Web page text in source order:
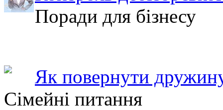
Поради для бізнесу
Як повернути
Сімейні питання